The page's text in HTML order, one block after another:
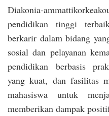
Diakonia-
pendidikan tinggi
berkarir dalam bidang
sosial dan pelayanan
pendidikan berbasis
yang kuat, dan fasilitas
mahasiswa untuk
memberikan dampak